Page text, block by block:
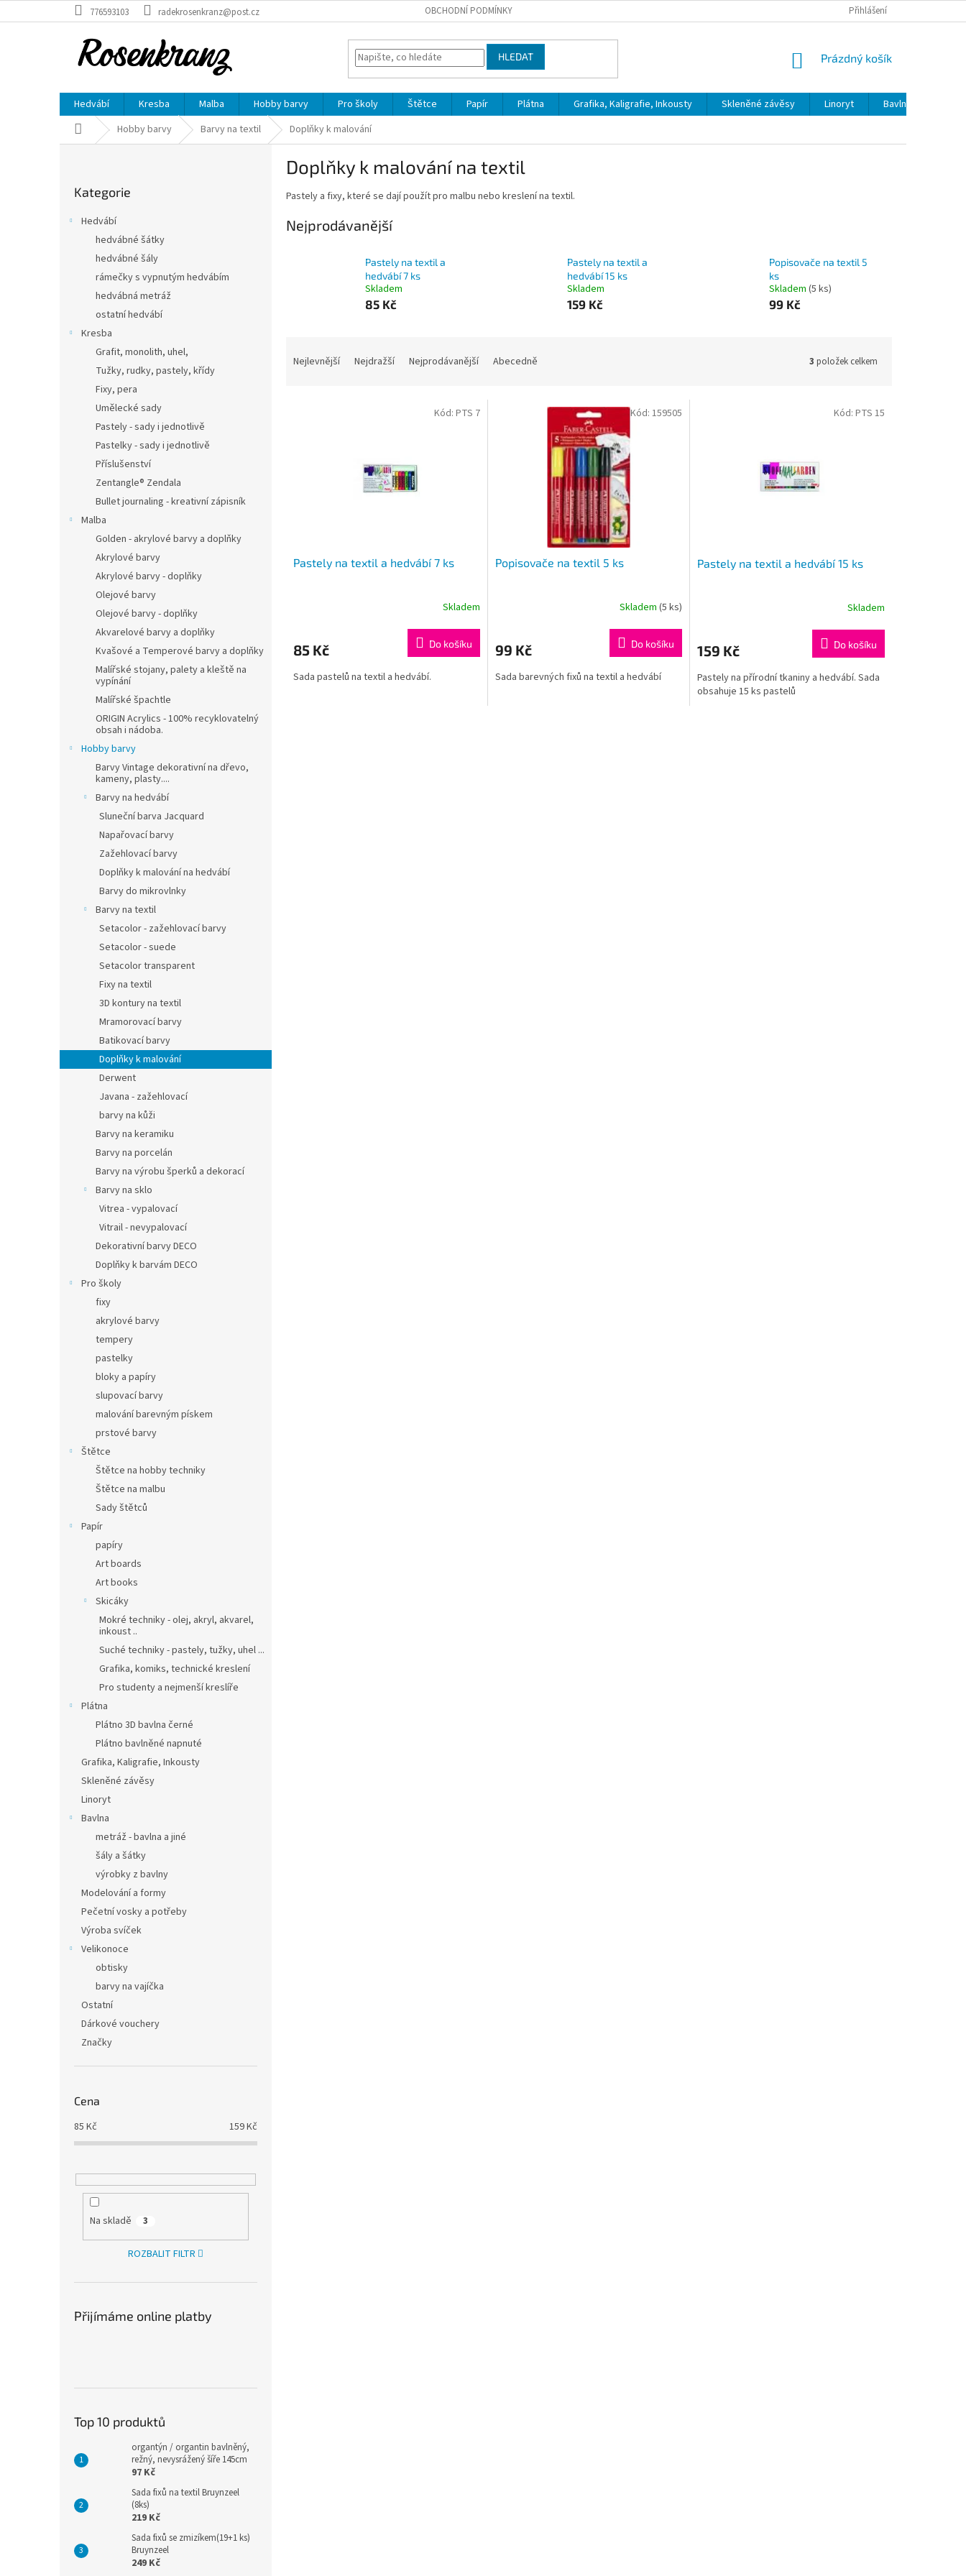
na
776593103 radekrosenkranz@post.cz OBCHODNÍ PODMÍNKY Přihlášení
HLEDAT
NÁKUPNÍ
Prázdný košík
Hedvábí Kresba Malba Hobby barvy Pro školy Štětce Papír Plátna Grafika, Kaligrafie, Inkousty Skleněné závěsy Linoryt Bavlna
Domů Hobby barvy Barvy na textil Doplňky k malování
kategorie
Kategorie
Hedvábí
hedvábné šátky
hedvábné šály
rámečky s vypnutým hedvábím
hedvábná metráž
ostatní hedvábí
Kresba
Grafit, monolith, uhel,
Tužky, rudky, pastely, křídy
Fixy, pera
Umělecké sady
Pastely - sady i jednotlivě
Pastelky - sady i jednotlivě
Příslušenství
Zentangle® Zendala
Bullet journaling - kreativní zápisník
Malba
Golden - akrylové barvy a doplňky
Akrylové barvy
Akrylové barvy - doplňky
Olejové barvy
Olejové barvy - doplňky
Akvarelové barvy a doplňky
Kvašové a Temperové barvy a doplňky
Malířské stojany, palety a kleště na
vypínání
Malířské špachtle
ORIGIN Acrylics - 100% recyklovatelný
obsah i nádoba.
Hobby barvy
Barvy Vintage dekorativní na dřevo,
kameny, plasty....
Barvy na hedvábí
Sluneční barva Jacquard
Napařovací barvy
Zažehlovací barvy
Doplňky k malování na hedvábí
Barvy do mikrovlnky
Barvy na textil
Setacolor - zažehlovací barvy
Setacolor - suede
Setacolor transparent
Fixy na textil
3D kontury na textil
Mramorovací barvy
Batikovací barvy
Doplňky k malování
Derwent
Javana - zažehlovací
barvy na kůži
Barvy na keramiku
Barvy na porcelán
Barvy na výrobu šperků a dekorací
Barvy na sklo
Vitrea - vypalovací
Vitrail - nevypalovací
Dekorativní barvy DECO
Doplňky k barvám DECO
Pro školy
fixy
akrylové barvy
tempery
pastelky
bloky a papíry
slupovací barvy
malování barevným pískem
prstové barvy
Štětce
Štětce na hobby techniky
Štětce na malbu
Sady štětců
Papír
papíry
Art boards
Art books
Skicáky
Mokré techniky - olej, akryl, akvarel,
inkoust ..
Suché techniky - pastely, tužky, uhel ...
Grafika, komiks, technické kreslení
Pro studenty a nejmenší kreslíře
Plátna
Plátno 3D bavlna černé
Plátno bavlněné napnuté
Grafika, Kaligrafie, Inkousty
Skleněné závěsy
Linoryt
Bavlna
metráž - bavlna a jiné
šály a šátky
výrobky z bavlny
Modelování a formy
Pečetní vosky a potřeby
Výroba svíček
Velikonoce
obtisky
barvy na vajíčka
Ostatní
Dárkové vouchery
Značky
Cena
85 Kč 159Kč
Na skladě 3
ROZBALIT FILTR
Přijímáme online platby
Top 10 produktů
organtýn / organtin bavlněný,
režný, nevysrážený šíře 145cm
97 Kč
Sada fixů na textil Bruynzeel
(8ks)
219 Kč
Sada fixů se zmizíkem(19+1 ks)
Bruynzeel
249 Kč
Doplňky k malování na textil
Pastely a fixy, které se dají použít pro malbu nebo kreslení na textil.
Nejprodávanější
Pastely na textil a
hedvábí 7 ks
Skladem
85 Kč
Pastely na textil a
hedvábí 15 ks
Skladem
159 Kč
Popisovače na textil 5
ks
Skladem (5 ks)
99 Kč
Nejlevnější Nejdražší Nejprodávanější Abecedně 3 položek celkem
Pastely na textil a hedvábí 7 ks
Skladem
85 Kč Do košíku
Sada pastelů na textil a hedvábí.
Kód: PTS 7
Popisovače na textil 5 ks
Skladem (5 ks)
99 Kč Do košíku
Sada barevných fixů na textil a hedvábí
Kód: 159505
Pastely na textil a hedvábí 15 ks
Skladem
159 Kč Do košíku
Pastely na přírodní tkaniny a hedvábí. Sada
obsahuje 15 ks pastelů
Kód: PTS 15